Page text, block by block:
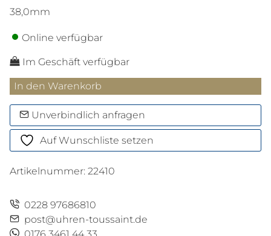
38,0mm
Online verfügbar
Im Geschäft verfügbar
max
bill
Automatic
Menge
In den Warenkorb
Unverbindlich anfragen
Auf Wunschliste setzen
Artikelnummer: 22410
0228 97686810
post@uhren-toussaint.de